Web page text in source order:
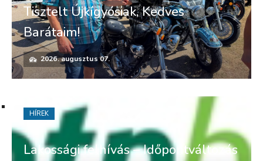
Tisztelt Újkígyósiak, Kedves
Barátaim!
2026. augusztus 07.
Lakossági felhívás – Időpontváltozás
HÍREK